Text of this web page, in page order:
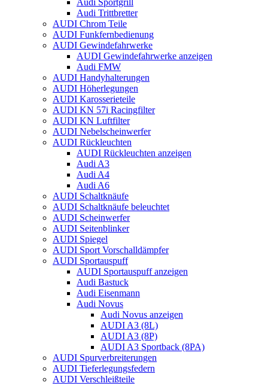
Audi Trittbretter
AUDI Chrom Teile
AUDI Funkfernbedienung
AUDI Gewindefahrwerke
AUDI Gewindefahrwerke anzeigen
Audi FMW
AUDI Handyhalterungen
AUDI Höherlegungen
AUDI Karosserieteile
AUDI KN 57i Racingfilter
AUDI KN Luftfilter
AUDI Nebelscheinwerfer
AUDI Rückleuchten
AUDI Rückleuchten anzeigen
Audi A3
Audi A4
Audi A6
AUDI Schaltknäufe
AUDI Schaltknäufe beleuchtet
AUDI Scheinwerfer
AUDI Seitenblinker
AUDI Spiegel
AUDI Sport Vorschalldämpfer
AUDI Sportauspuff
AUDI Sportauspuff anzeigen
Audi Bastuck
Audi Eisenmann
Audi Novus
Audi Novus anzeigen
AUDI A3 (8L)
AUDI A3 (8P)
AUDI A3 Sportback (8PA)
AUDI Spurverbreiterungen
AUDI Tieferlegungsfedern
AUDI Verschleißteile